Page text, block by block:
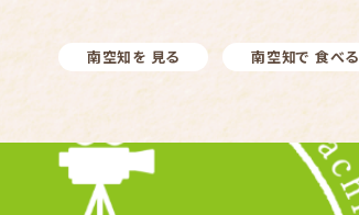
南空知を 見る 南空知で 食べる